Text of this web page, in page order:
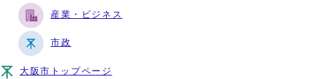
産業・ビジネス
市政
大阪市トップページ